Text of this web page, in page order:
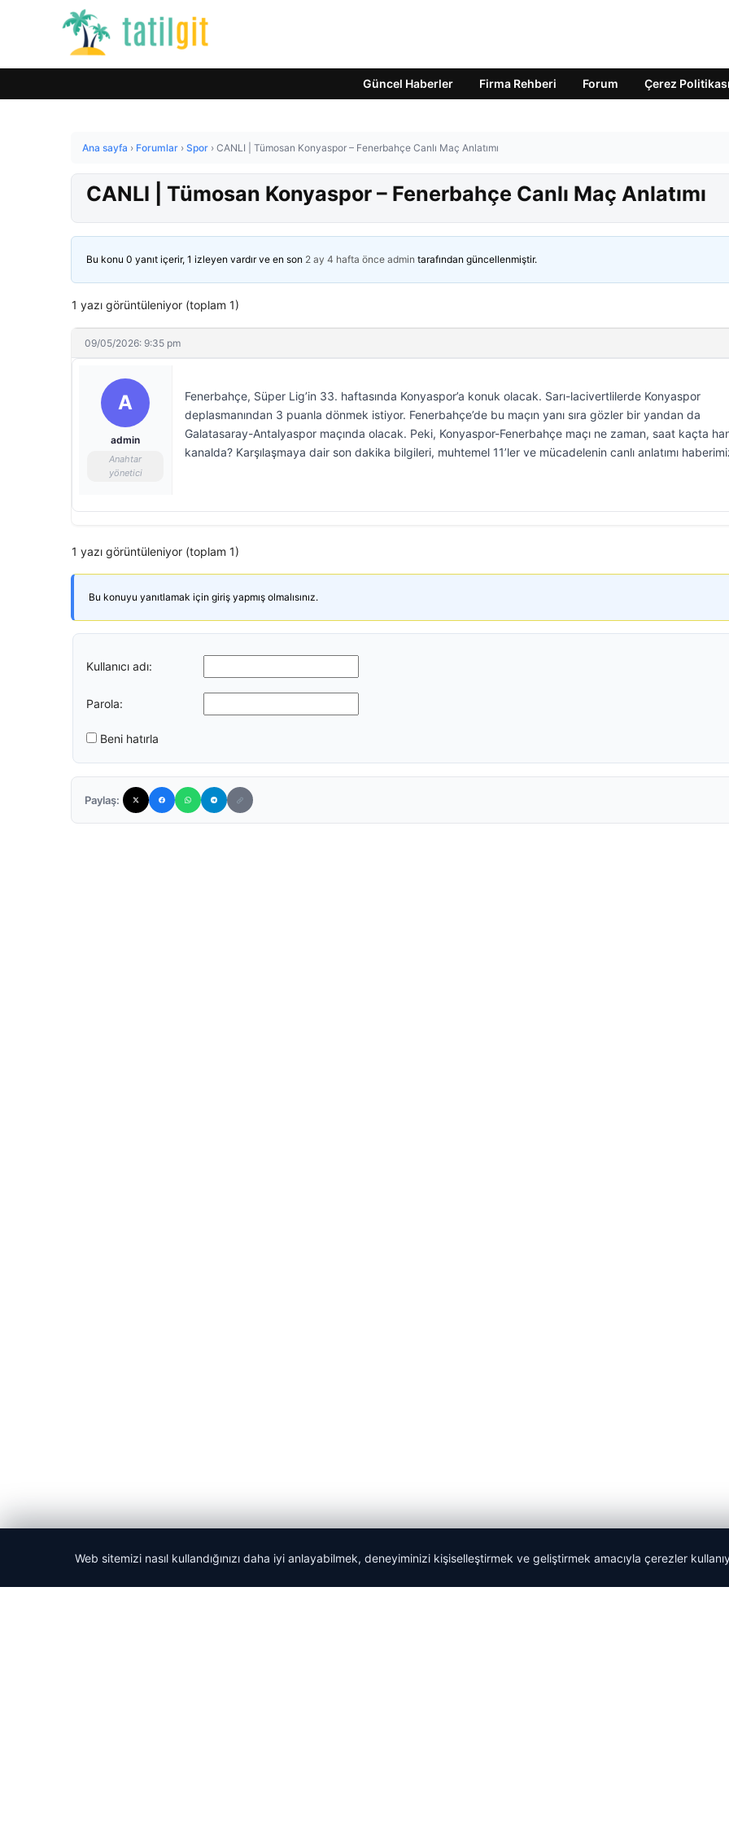
Güncel Haberler Firma Rehberi Forum Çerez Politikası
Ana sayfa › Forumlar › Spor › CANLI | Tümosan Konyaspor – Fenerbahçe Canlı Maç Anlatımı
CANLI | Tümosan Konyaspor – Fenerbahçe Canlı Maç Anlatımı
Bu konu 0 yanıt içerir, 1 izleyen vardır ve en son 2 ay 4 hafta önce admin tarafından güncellenmiştir.
1 yazı görüntüleniyor (toplam 1)
09/05/2026: 9:35 pm
A
admin
Anahtar
yönetici
Fenerbahçe, Süper Lig’in 33. haftasında Konyaspor’a konuk olacak. Sarı-lacivertlilerde Konyaspor
deplasmanından 3 puanla dönmek istiyor. Fenerbahçe’de bu maçın yanı sıra gözler bir yandan da
Galatasaray-Antalyaspor maçında olacak. Peki, Konyaspor-Fenerbahçe maçı ne zaman, saat kaçta
kanalda? Karşılaşmaya dair son dakika bilgileri, muhtemel 11’ler ve mücadelenin canlı anlatımı
1 yazı görüntüleniyor (toplam 1)
Bu konuyu yanıtlamak için giriş yapmış olmalısınız.
Kullanıcı adı:
Parola:
Beni hatırla
Paylaş:
Web sitemizi nasıl kullandığınızı daha iyi anlayabilmek, deneyiminizi kişiselleştirmek ve geliştirmek amacıyla çerezler